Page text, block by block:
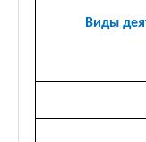
Виды